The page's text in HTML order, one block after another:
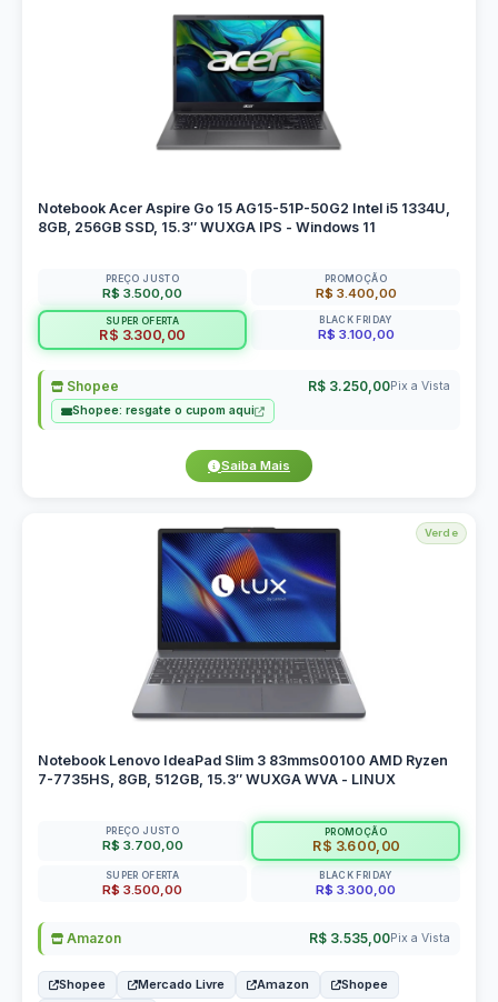
Notebook Acer Aspire Go 15 AG15-51P-50G2 Intel i5 1334U,
8GB, 256GB SSD, 15.3″ WUXGA IPS - Windows 11
PREÇO JUSTO
R$ 3.500,00
PROMOÇÃO
R$ 3.400,00
SUPER OFERTA
R$ 3.300,00
BLACK FRIDAY
R$ 3.100,00
Shopee R$ 3.250,00Pix a Vista
Shopee: resgate o cupom aqui
Saiba Mais
Verde
Notebook Lenovo IdeaPad Slim 3 83mms00100 AMD Ryzen
7-7735HS, 8GB, 512GB, 15.3″ WUXGA WVA - LINUX
PREÇO JUSTO
R$ 3.700,00
PROMOÇÃO
R$ 3.600,00
SUPER OFERTA
R$ 3.500,00
BLACK FRIDAY
R$ 3.300,00
Amazon R$ 3.535,00Pix a Vista
Shopee Mercado Livre Amazon
Shopee